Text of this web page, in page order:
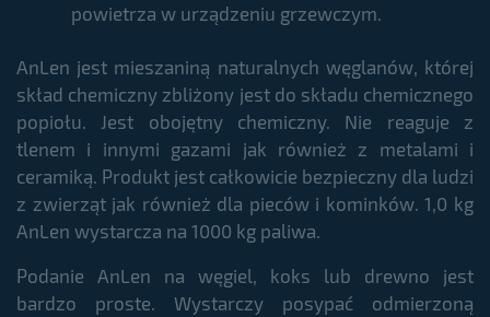
powietrza w urządzeniu grzewczym.
AnLen jest mieszaniną naturalnych węglanów, której
skład chemiczny zbliżony jest do składu chemicznego
popiołu. Jest obojętny chemiczny. Nie reaguje z
tlenem i innymi gazami jak również z metalami i
ceramiką. Produkt jest całkowicie bezpieczny dla ludzi
z zwierząt jak również dla pieców i kominków. 1,0 kg
AnLen wystarcza na 1000 kg paliwa.
Podanie AnLen na węgiel, koks lub drewno jest
bardzo proste. Wystarczy posypać odmierzoną